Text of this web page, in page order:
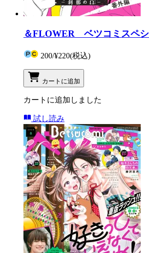
＆FLOWER ベツコミスペ
200/¥220(税込)
カートに追加
カートに追加しました
試し読み